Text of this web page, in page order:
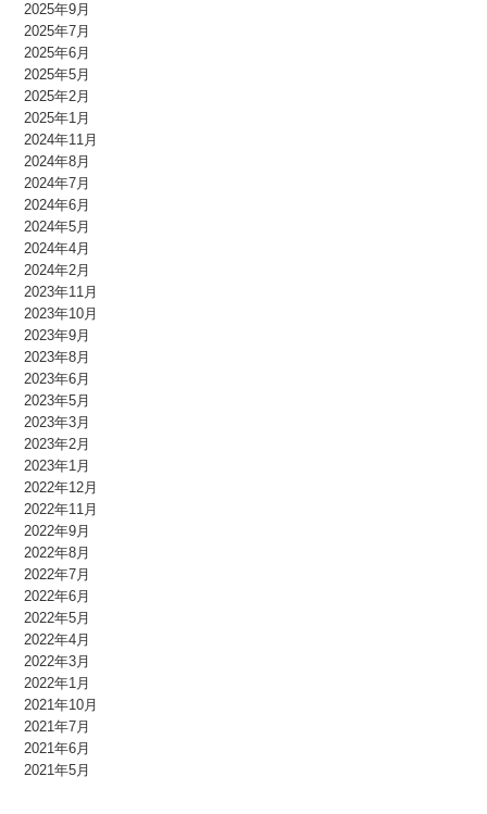
2025年9月
2025年7月
2025年6月
2025年5月
2025年2月
2025年1月
2024年11月
2024年8月
2024年7月
2024年6月
2024年5月
2024年4月
2024年2月
2023年11月
2023年10月
2023年9月
2023年8月
2023年6月
2023年5月
2023年3月
2023年2月
2023年1月
2022年12月
2022年11月
2022年9月
2022年8月
2022年7月
2022年6月
2022年5月
2022年4月
2022年3月
2022年1月
2021年10月
2021年7月
2021年6月
2021年5月